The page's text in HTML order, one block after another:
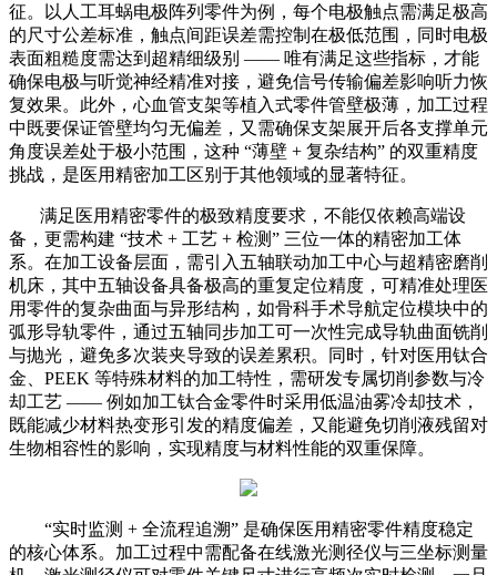
征。以人工耳蜗电极阵列零件为例，每个电极触点需满足极高
的尺寸公差标准，触点间距误差需控制在极低范围，同时电极
表面粗糙度需达到超精细级别 —— 唯有满足这些指标，才能
确保电极与听觉神经精准对接，避免信号传输偏差影响听力恢
复效果。此外，心血管支架等植入式零件管壁极薄，加工过程
中既要保证管壁均匀无偏差，又需确保支架展开后各支撑单元
角度误差处于极小范围，这种 “薄壁 + 复杂结构” 的双重精度
挑战，是医用精密加工区别于其他领域的显著特征。
满足医用精密零件的极致精度要求，不能仅依赖高端设
备，更需构建 “技术 + 工艺 + 检测” 三位一体的精密加工体
系。在加工设备层面，需引入五轴联动加工中心与超精密磨削
机床，其中五轴设备具备极高的重复定位精度，可精准处理医
用零件的复杂曲面与异形结构，如骨科手术导航定位模块中的
弧形导轨零件，通过五轴同步加工可一次性完成导轨曲面铣削
与抛光，避免多次装夹导致的误差累积。同时，针对医用钛合
金、PEEK 等特殊材料的加工特性，需研发专属切削参数与冷
却工艺 —— 例如加工钛合金零件时采用低温油雾冷却技术，
既能减少材料热变形引发的精度偏差，又能避免切削液残留对
生物相容性的影响，实现精度与材料性能的双重保障。
“实时监测 + 全流程追溯” 是确保医用精密零件精度稳定
的核心体系。加工过程中需配备在线激光测径仪与三坐标测量